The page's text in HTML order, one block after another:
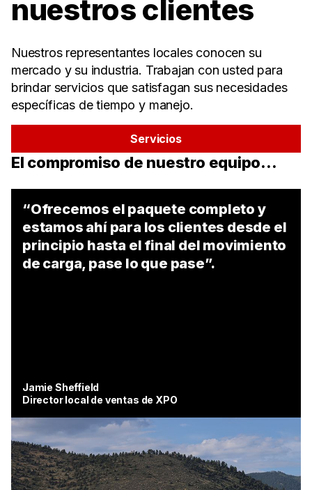
nuestros clientes
Nuestros representantes locales conocen su
mercado y su industria. Trabajan con usted para
brindar servicios que satisfagan sus necesidades
específicas de tiempo y manejo.
Servicios
El compromiso de nuestro equipo…
“Ofrecemos el paquete completo y
estamos ahí para los clientes desde el
principio hasta el final del movimiento
de carga, pase lo que pase”.
Jamie Sheffield
Director local de ventas de XPO